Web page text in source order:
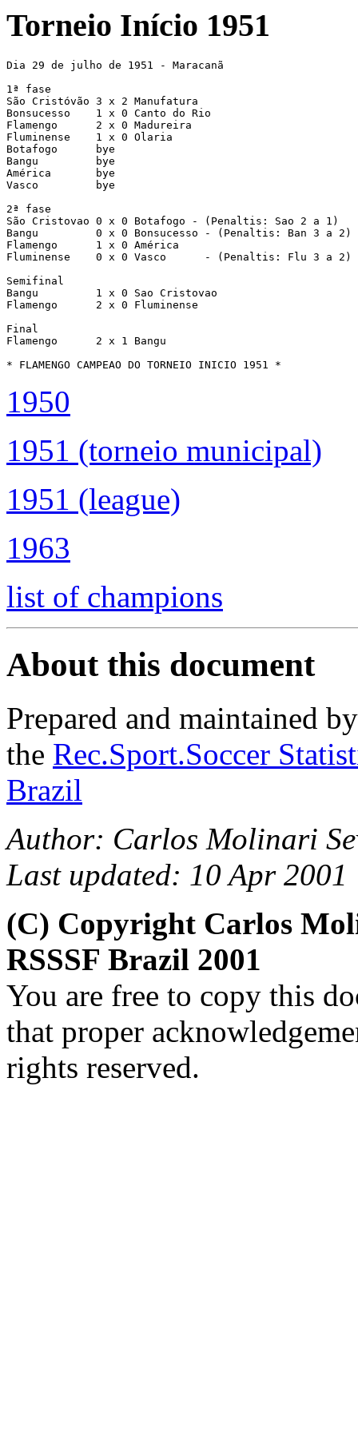
Torneio Início 1951
Dia 29 de julho de 1951 - Maracanã
1ª fase
São Cristóvão 3 x 2 Manufatura
Bonsucesso    1 x 0 Canto do Rio
Flamengo      2 x 0 Madureira
Fluminense    1 x 0 Olaria
Botafogo      bye
Bangu         bye
América       bye
Vasco         bye
2ª fase
São Cristovao 0 x 0 Botafogo - (Penaltis: Sao 2 a 1)
Bangu         0 x 0 Bonsucesso - (Penaltis: Ban 3 a 2)
Flamengo      1 x 0 América
Fluminense    0 x 0 Vasco      - (Penaltis: Flu 3 a 2)
Semifinal
Bangu         1 x 0 Sao Cristovao
Flamengo      2 x 0 Fluminense
Final
Flamengo      2 x 1 Bangu
* FLAMENGO CAMPEAO DO TORNEIO INICIO 1951 *
1950
1951 (torneio municipal)
1951 (league)
1963
list of champions
About this document
Prepared and maintained
the Rec.Sport.Soccer
Brazil
Author: Carlos Molinari
Last updated: 10 Apr 2001
(C) Copyright Carlos
RSSSF Brazil 2001
You are free to copy this
that proper
rights reserved.